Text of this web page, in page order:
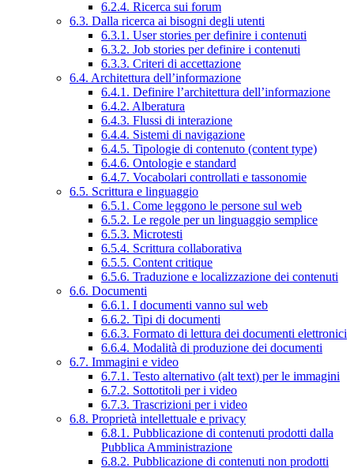
6.2.4. Ricerca sui forum
6.3. Dalla ricerca ai bisogni degli utenti
6.3.1. User stories per definire i contenuti
6.3.2. Job stories per definire i contenuti
6.3.3. Criteri di accettazione
6.4. Architettura dell’informazione
6.4.1. Definire l’architettura dell’informazione
6.4.2. Alberatura
6.4.3. Flussi di interazione
6.4.4. Sistemi di navigazione
6.4.5. Tipologie di contenuto (content type)
6.4.6. Ontologie e standard
6.4.7. Vocabolari controllati e tassonomie
6.5. Scrittura e linguaggio
6.5.1. Come leggono le persone sul web
6.5.2. Le regole per un linguaggio semplice
6.5.3. Microtesti
6.5.4. Scrittura collaborativa
6.5.5. Content critique
6.5.6. Traduzione e localizzazione dei contenuti
6.6. Documenti
6.6.1. I documenti vanno sul web
6.6.2. Tipi di documenti
6.6.3. Formato di lettura dei documenti elettronici
6.6.4. Modalità di produzione dei documenti
6.7. Immagini e video
6.7.1. Testo alternativo (alt text) per le immagini
6.7.2. Sottotitoli per i video
6.7.3. Trascrizioni per i video
6.8. Proprietà intellettuale e privacy
6.8.1. Pubblicazione di contenuti prodotti dalla
Pubblica Amministrazione
6.8.2. Pubblicazione di contenuti non prodotti